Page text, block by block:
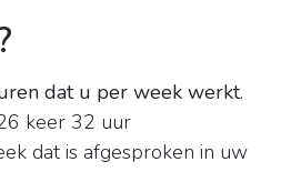
dat u per week werkt.
keer 32 uur
dat is afgesproken in uw